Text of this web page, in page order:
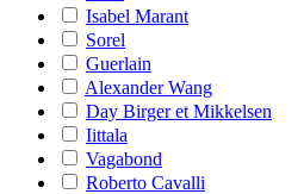
Isabel Marant
Sorel
Guerlain
Alexander Wang
Day Birger et Mikkelsen
Iittala
Vagabond
Roberto Cavalli